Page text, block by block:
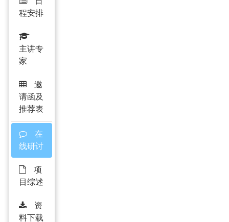
程安排
主讲专
家
邀
请函及
推荐表
在
线研讨
项
目综述
资
料下载